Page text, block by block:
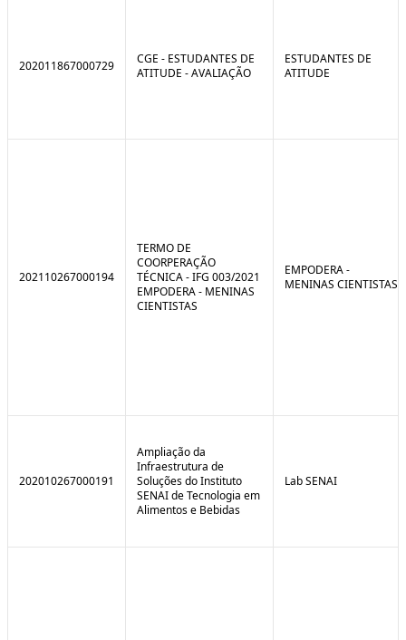
202011867000729
CGE - ESTUDANTES DE
ATITUDE - AVALIAÇÃO
ESTUDANTES DE
ATITUDE
202110267000194
TERMO DE
COORPERAÇÃO
TÉCNICA - IFG 003/2021
EMPODERA - MENINAS
CIENTISTAS
EMPODERA -
MENINAS CIENTISTAS
202010267000191
Ampliação da
Infraestrutura de
Soluções do Instituto
SENAI de Tecnologia em
Alimentos e Bebidas
Lab SENAI